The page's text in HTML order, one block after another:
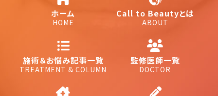
ホーム
HOME
Call to Beautyとは
ABOUT
施術＆お悩み記事一覧
TREATMENT & COLUMN
監修医師一覧
DOCTOR